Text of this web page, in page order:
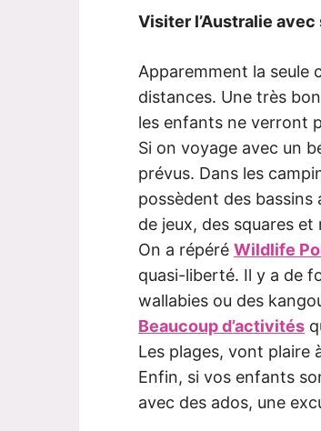
Visiter l’Australie
Apparemment la seule
distances. Une très
les enfants ne verront
Si on voyage avec un
prévus. Dans les
possèdent des
de jeux, des squares
On a répéré Wildlife
quasi-liberté. Il y a de
wallabies ou des
Beaucoup d’activités
Les plages, vont plaire
Enfin, si vos enfants
avec des ados, une